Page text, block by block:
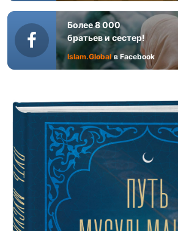
Более 8 000
братьев и сестер!
Islam.Global в Facebook